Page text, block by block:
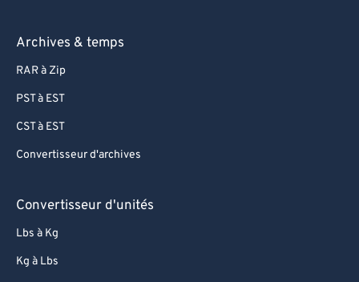
Archives & temps
RAR à Zip
PST à EST
CST à EST
Convertisseur d'archives
Convertisseur d'unités
Lbs à Kg
Kg à Lbs